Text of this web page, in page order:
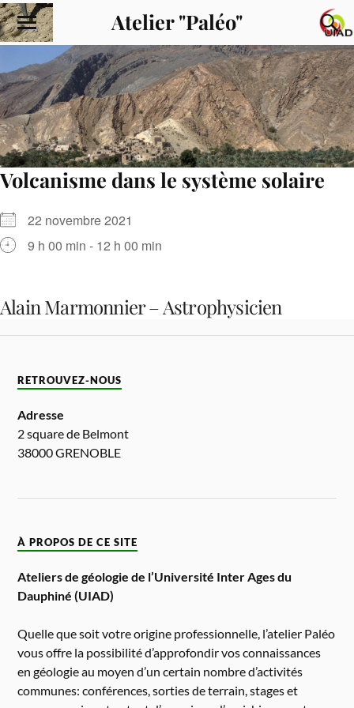
Atelier "Paléo"
Volcanisme dans le système solaire
22 novembre 2021
9 h 00 min - 12 h 00 min
Alain Marmonnier – Astrophysicien
RETROUVEZ-NOUS
Adresse
2 square de Belmont
38000 GRENOBLE
À PROPOS DE CE SITE
Ateliers de géologie de l’Université Inter Ages du
Dauphiné (UIAD)
Quelle que soit votre origine professionnelle, l’atelier Paléo
vous offre la possibilité d’approfondir vos connaissances
en géologie au moyen d’un certain nombre d’activités
communes: conférences, sorties de terrain, stages et